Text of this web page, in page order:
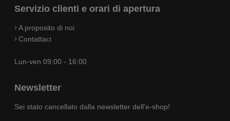
Servizio clienti e orari di apertura
A proposito di noi
Contattaci
Lun-ven 09:00 - 16:00
Newsletter
Sei stato cancellato dalla newsletter dell'e-shop!